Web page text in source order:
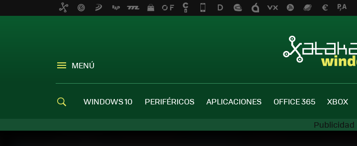
MENÚ
WINDOWS 10 PERIFÉRICOS APLICACIONES OFFICE 365 XBOX